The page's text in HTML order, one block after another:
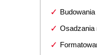
Osadzania